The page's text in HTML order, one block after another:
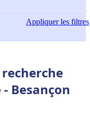
Appliquerles filtres
Besançon